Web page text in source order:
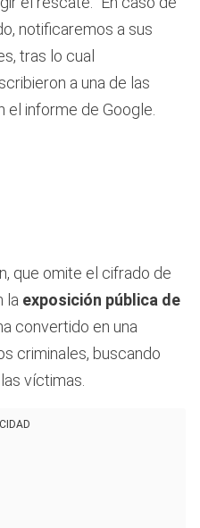
notificaremos a sus
tras lo cual
a una de las
informe de Google.
que omite el cifrado de
la exposición pública de
convertido en una
criminales, buscando
víctimas.